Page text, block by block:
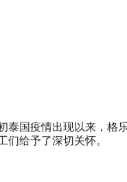
泰国疫情出现以来，格
们给予了深切关怀。